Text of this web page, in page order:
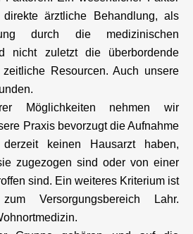
ärztliche Behandlung, als
durch die medizinischen
nicht zuletzt die überbordende
Resourcen. Auch unsere
Möglichkeiten nehmen wir
Praxis bevorzugt die Aufnahme
keinen Hausarzt haben,
zugezogen sind oder von einer
sind. Ein weiteres Kriterium ist
Versorgungsbereich Lahr.